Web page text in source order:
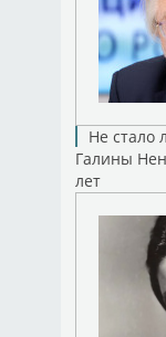
Не стало
Галины
лет